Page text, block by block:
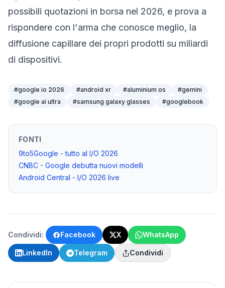
possibili quotazioni in borsa nel 2026, e prova a
rispondere con l'arma che conosce meglio, la
diffusione capillare dei propri prodotti su miliardi
di dispositivi.
#google io 2026 #android xr #aluminium os #gemini
#google ai ultra #samsung galaxy glasses #googlebook
FONTI
9to5Google - tutto al I/O 2026
CNBC - Google debutta nuovi modelli
Android Central - I/O 2026 live
Condividi: Facebook X WhatsApp
LinkedIn Telegram Condividi